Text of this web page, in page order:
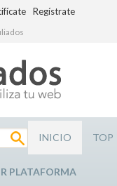
Regístrate
INICIO TOP
PLATAFORMA